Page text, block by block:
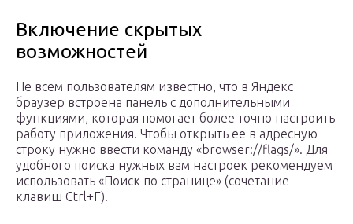
Включение скрытых
возможностей
Не всем пользователям известно, что в Яндекс
браузер встроена панель с дополнительными
функциями, которая помогает более точно настроить
работу приложения. Чтобы открыть ее в адресную
строку нужно ввести команду «browser://flags/». Для
удобного поиска нужных вам настроек рекомендуем
использовать «Поиск по странице» (сочетание
клавиш Ctrl+F).